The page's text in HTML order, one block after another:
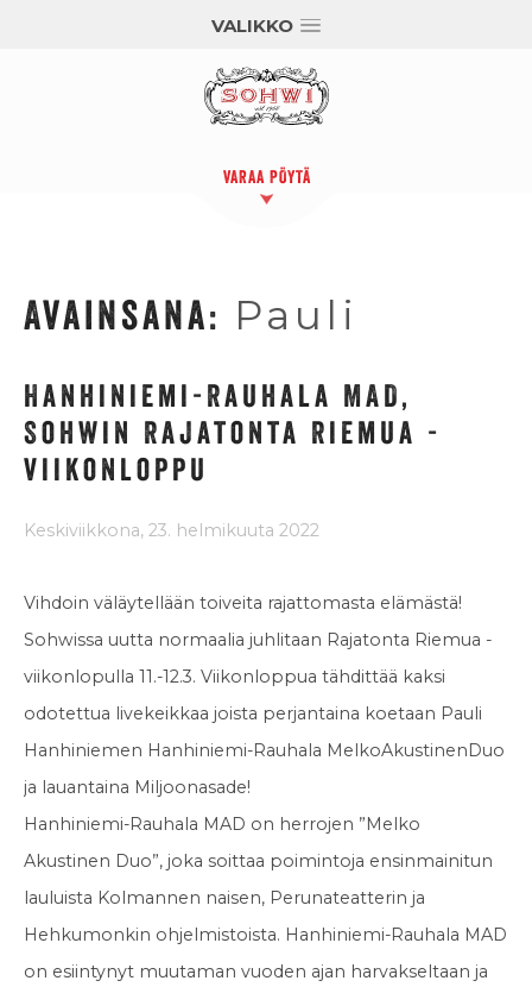
VALIKKO
VARAA PÖYTÄ
Avainsana: Pauli
Hanhiniemi-Rauhala MAD,
Sohwin Rajatonta Riemua -
viikonloppu
Keskiviikkona, 23. helmikuuta 2022
Vihdoin väläytellään toiveita rajattomasta elämästä!
Sohwissa uutta normaalia juhlitaan Rajatonta Riemua -
viikonlopulla 11.-12.3. Viikonloppua tähdittää kaksi
odotettua livekeikkaa joista perjantaina koetaan Pauli
Hanhiniemen Hanhiniemi-Rauhala MelkoAkustinenDuo
ja lauantaina Miljoonasade!
Hanhiniemi-Rauhala MAD on herrojen ”Melko
Akustinen Duo”, joka soittaa poimintoja ensinmainitun
lauluista Kolmannen naisen, Perunateatterin ja
Hehkumonkin ohjelmistoista. Hanhiniemi-Rauhala MAD
on esiintynyt muutaman vuoden ajan harvakseltaan ja